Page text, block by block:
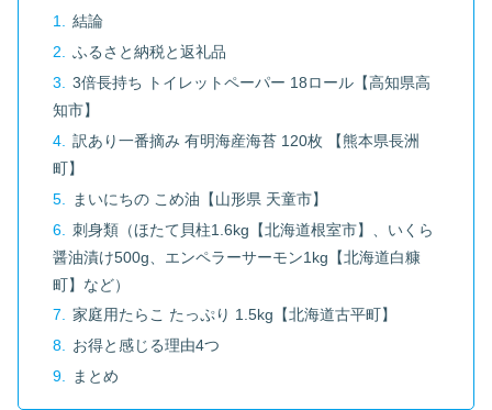
結論
ふるさと納税と返礼品
3倍長持ち トイレットペーパー 18ロール【高知県高
知市】
訳あり一番摘み 有明海産海苔 120枚 【熊本県長洲
町】
まいにちの こめ油【山形県 天童市】
刺身類（ほたて貝柱1.6kg【北海道根室市】、いくら
醤油漬け500g、エンペラーサーモン1kg【北海道白糠
町】など）
家庭用たらこ たっぷり 1.5kg【北海道古平町】
お得と感じる理由4つ
まとめ